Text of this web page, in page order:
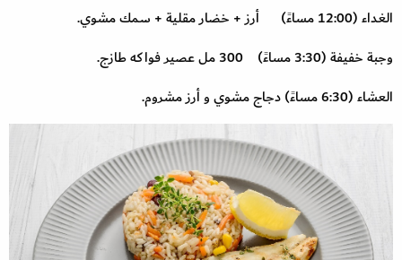
الغداء (12:00 مساءً) أرز + خضار مقلية + سمك مشوي.
وجبة خفيفة (3:30 مساءً) 300 مل عصير فواكه طازج.
العشاء (6:30 مساءً) دجاج مشوي و أرز مشروم.